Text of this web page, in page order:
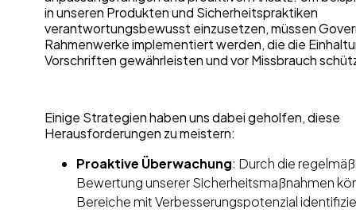
in unseren Produkten und Sicherheitspraktiken
verantwortungsbewusst einzusetzen, müssen
Rahmenwerke implementiert werden, die die
Vorschriften gewährleisten und vor Missbrauch
Einige Strategien haben uns dabei geholfen, diese
Herausforderungen zu meistern:
Proaktive Überwachung: Durch die
Bewertung unserer Sicherheitsmaßnahmen
Bereiche mit Verbesserungspotenzial